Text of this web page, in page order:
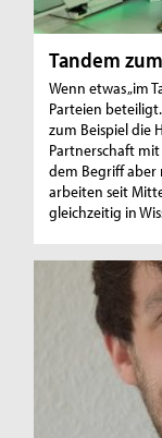
Tandem
Wenn etwas „im
Parteien
zum Beispiel die
Partnerschaft
dem Begriff aber
arbeiten seit
gleichzeitig in